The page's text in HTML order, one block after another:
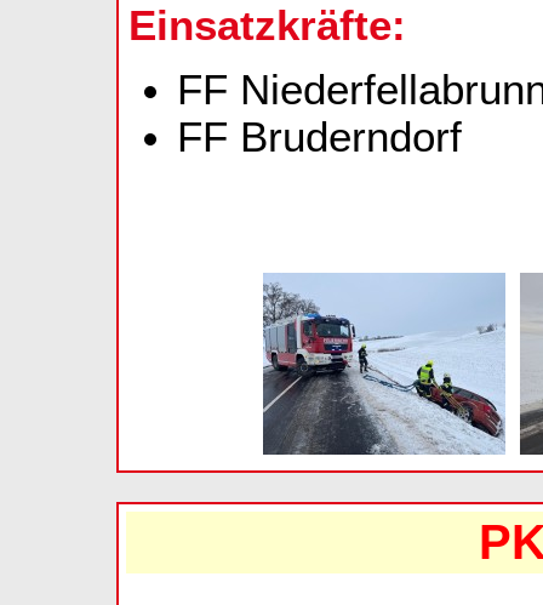
Einsatzkräfte:
FF
FF Bruderndorf